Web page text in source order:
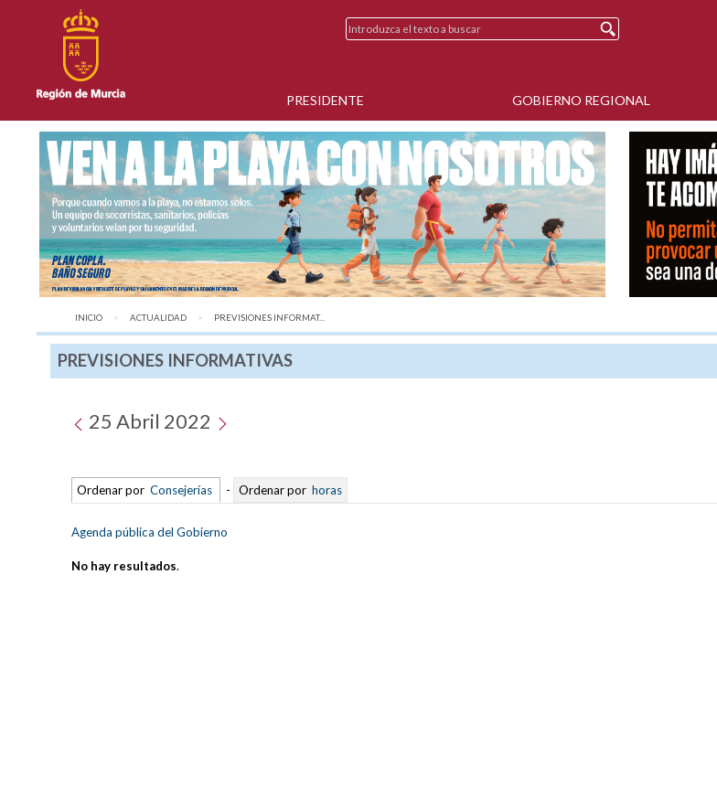
PRESIDENTE GOBIERNO REGIONAL
INICIO ACTUALIDAD AQUÍ:
PREVISIONES INFORMAT...
PREVISIONES INFORMATIVAS
25 Abril 2022
Ordenar por Consejerías - Ordenar por horas
Agenda pública del Gobierno
No hay resultados.